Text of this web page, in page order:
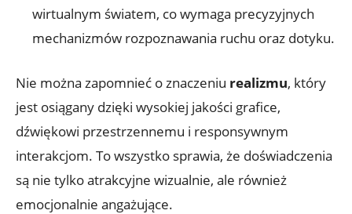
wirtualnym światem,‍ co wymaga precyzyjnych
mechanizmów rozpoznawania ruchu oraz ⁤dotyku.
Nie można zapomnieć o ‍znaczeniu‍ realizmu, który ​
jest osiągany dzięki wysokiej jakości grafice, ​
dźwiękowi⁢ przestrzennemu i responsywnym
⁢interakcjom. To wszystko ⁣sprawia, że doświadczenia
są nie tylko atrakcyjne wizualnie,⁢ ale ⁢również
emocjonalnie⁤ angażujące.